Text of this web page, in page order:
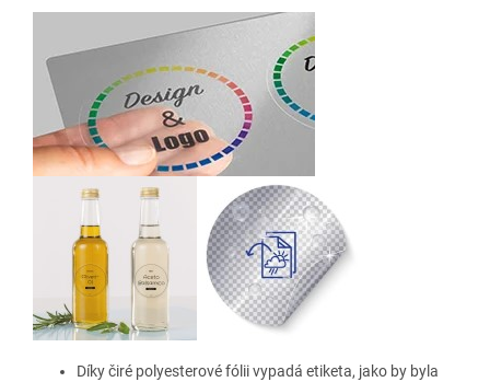
Díky čiré polyesterové fólii vypadá etiketa, jako by byla